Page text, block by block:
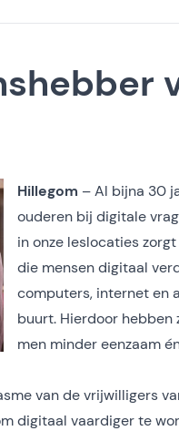
Hillegom – Al bijna 30
ouderen bij digitale
in onze leslocaties
die mensen digitaal
computers, internet en
buurt. Hierdoor
men minder eenzaam
van de vrijwilligers
digitaal vaardiger te